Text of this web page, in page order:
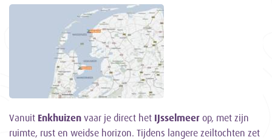
Vanuit Enkhuizen vaar je direct het IJsselmeer op, met zijn
ruimte, rust en weidse horizon. Tijdens langere zeiltochten zet